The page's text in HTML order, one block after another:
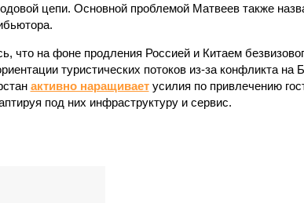
цепи. Основной проблемой Матвеев также
что на фоне продления Россией и Китаем
туристических потоков из-за конфликта на
активно наращиваетусилия по привлечению
под них инфраструктуру и сервис.